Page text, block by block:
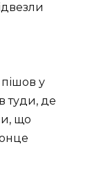
у
туди, де
що